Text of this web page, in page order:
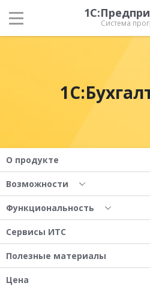
Система
О продукте
Возможности
Функциональность
Сервисы ИТС
Полезные материалы
Цена